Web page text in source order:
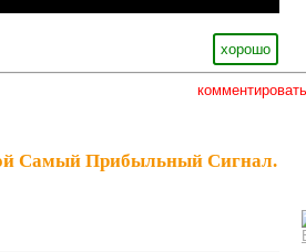
хорошо
комментировать
Самый Прибыльный Сигнал.